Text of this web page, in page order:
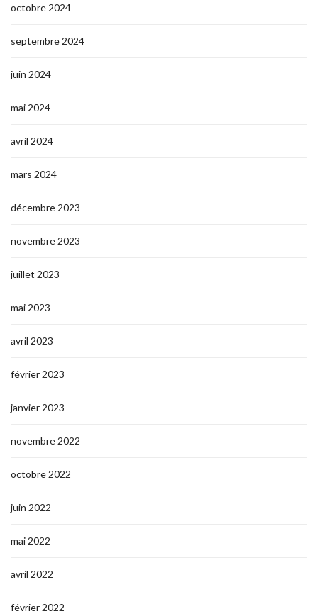
octobre 2024
septembre 2024
juin 2024
mai 2024
avril 2024
mars 2024
décembre 2023
novembre 2023
juillet 2023
mai 2023
avril 2023
février 2023
janvier 2023
novembre 2022
octobre 2022
juin 2022
mai 2022
avril 2022
février 2022